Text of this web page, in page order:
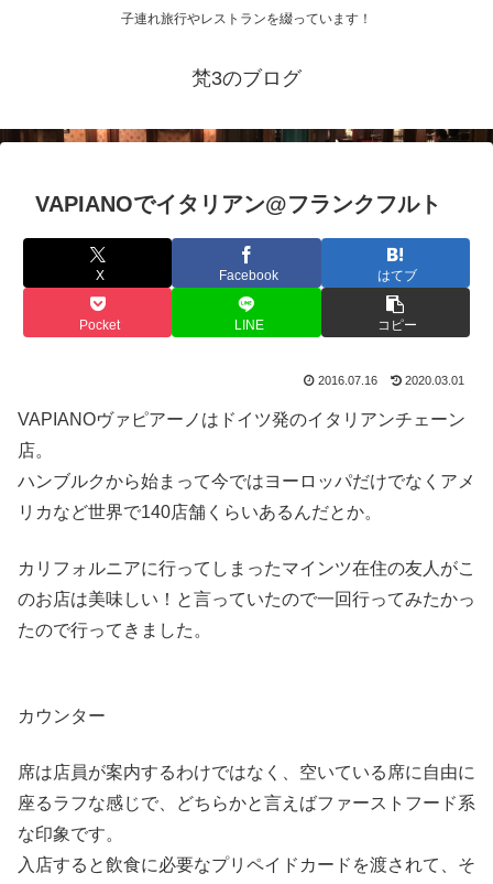
子連れ旅行やレストランを綴っています！
梵3のブログ
VAPIANOでイタリアン@フランクフルト
X Facebook はてブ
Pocket LINE コピー
2016.07.16 2020.03.01
VAPIANOヴァピアーノはドイツ発のイタリアンチェーン
店。
ハンブルクから始まって今ではヨーロッパだけでなくアメ
リカなど世界で140店舗くらいあるんだとか。
カリフォルニアに行ってしまったマインツ在住の友人がこ
のお店は美味しい！と言っていたので一回行ってみたかっ
たので行ってきました。
カウンター
席は店員が案内するわけではなく、空いている席に自由に
座るラフな感じで、どちらかと言えばファーストフード系
な印象です。
入店すると飲食に必要なプリペイドカードを渡されて、そ